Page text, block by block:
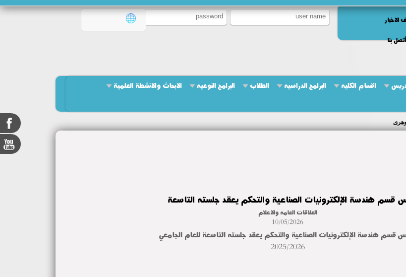
الاخبار
أتصل بنا
اقسام الكليه البرامج الدراسيه الطلاب البرامج النوعيه
الابحاث والانشطة العلمية
قسم هندسة الإلكترونيات الصناعية والتحكم يعقد جلسته التاسعة
العلاقات العامه والاعلام
10/05/2026
قسم هندسة الإلكترونيات الصناعية والتحكم يعقد جلسته التاسعة للعام الجامعي
2025/2026